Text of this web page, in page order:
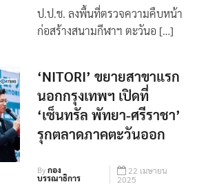
Byกอง
บรรณาธิการ
26 มิถุนายน
2025
‘NITORI’ ขยายสาขาแรก
นอกกรุงเทพฯ เปิดที่
‘เซ็นทรัล พัทยา-ศรีราชา’
รุกตลาดภาคตะวันออก